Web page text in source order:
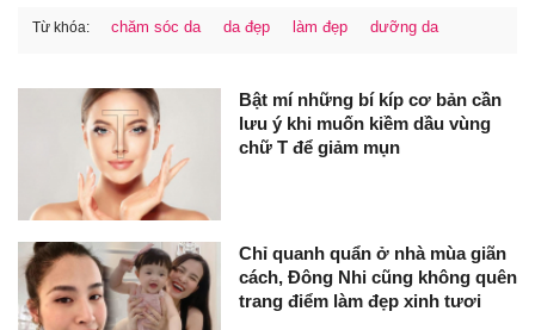
Từ khóa: chăm sóc da da đẹp làm đẹp dưỡng da
Bật mí những bí kíp cơ bản cần
lưu ý khi muốn kiềm dầu vùng
chữ T để giảm mụn
Chỉ quanh quẩn ở nhà mùa giãn
cách, Đông Nhi cũng không quên
trang điểm làm đẹp xinh tươi